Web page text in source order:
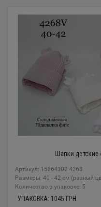
Шапки
Артикул: 15864302 4268
Размеры: 40 - 42 см (разный
Количество в упаковке: 5
УПАКОВКА: 1045 ГРН.